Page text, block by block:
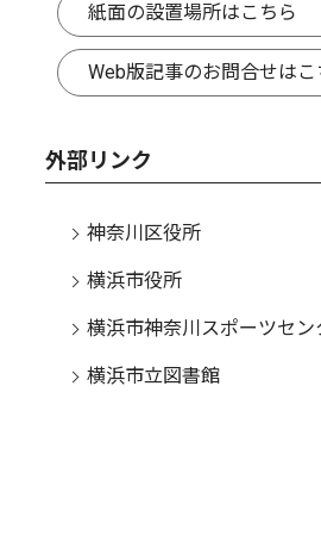
紙面の設置場所はこちら
Web版記事のお問合せはこ
外部リンク
神奈川区役所
横浜市役所
横浜市神奈川スポーツセン
横浜市立図書館